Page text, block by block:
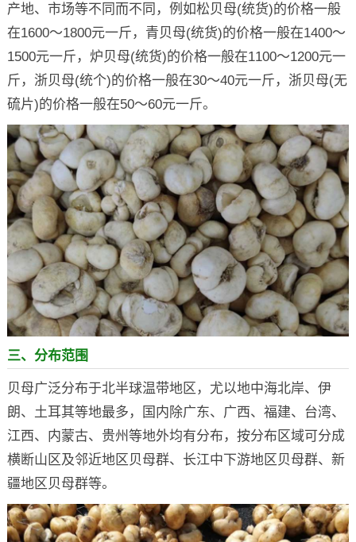
产地、市场等不同而不同，例如松贝母(统货)的价格一般
在1600～1800元一斤，青贝母(统货)的价格一般在1400～
1500元一斤，炉贝母(统货)的价格一般在1100～1200元一
斤，浙贝母(统个)的价格一般在30～40元一斤，浙贝母(无
硫片)的价格一般在50～60元一斤。
三、分布范围
贝母广泛分布于北半球温带地区，尤以地中海北岸、伊
朗、土耳其等地最多，国内除广东、广西、福建、台湾、
江西、内蒙古、贵州等地外均有分布，按分布区域可分成
横断山区及邻近地区贝母群、长江中下游地区贝母群、新
疆地区贝母群等。